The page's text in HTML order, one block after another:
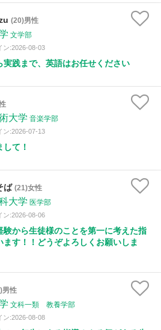
(20)男性
文学部
ン:2026-08-03
実践まで、英語はお任せください
大学 音楽学部
ン:2026-07-13
して！
ば (21)女性
大学 医学部
ン:2026-08-06
験から生徒様のことを第一に考えた指
ます！！どうぞよろしくお願いしま
男性
文科一類 教養学部
ン:2026-08-08